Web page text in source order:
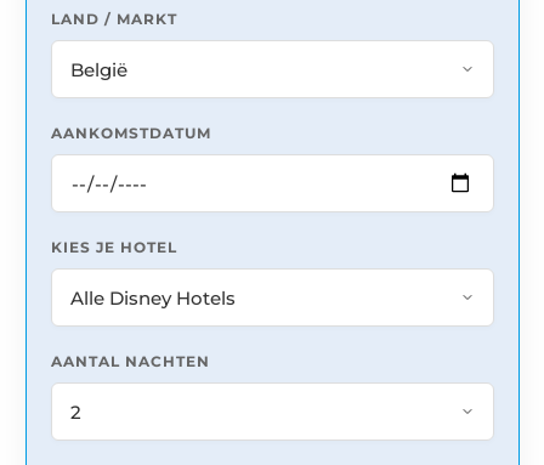
LAND / MARKT
AANKOMSTDATUM
KIES JE HOTEL
AANTAL NACHTEN